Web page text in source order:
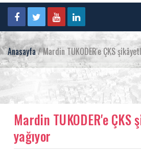
Anasayfa/ Mardin TUKODER'e ÇKS
Mardin TUKODER'e
yağıyor